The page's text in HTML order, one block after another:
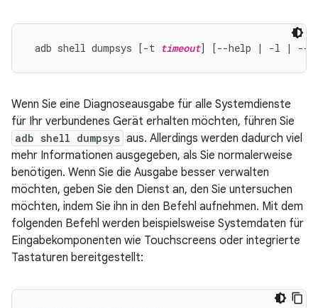
adb shell dumpsys [-t timeout] [--help | -l | --
Wenn Sie eine Diagnoseausgabe für alle Systemdienste
für Ihr verbundenes Gerät erhalten möchten, führen Sie
adb shell dumpsys aus. Allerdings werden dadurch viel
mehr Informationen ausgegeben, als Sie normalerweise
benötigen. Wenn Sie die Ausgabe besser verwalten
möchten, geben Sie den Dienst an, den Sie untersuchen
möchten, indem Sie ihn in den Befehl aufnehmen. Mit dem
folgenden Befehl werden beispielsweise Systemdaten für
Eingabekomponenten wie Touchscreens oder integrierte
Tastaturen bereitgestellt: